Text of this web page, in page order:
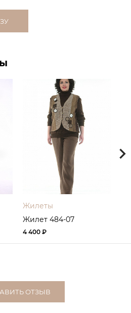
Жилеты
Жилет 484-07
4 400 ₽
ОТЗЫВ